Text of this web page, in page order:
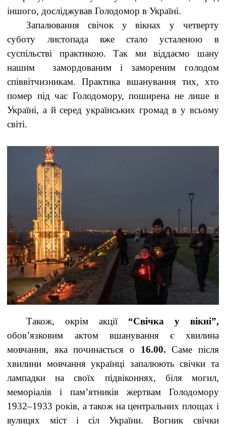
іншого, досліджував Голодомор в Україні.
Запалювання свічок у вікнах у четверту
суботу листопада вже стало усталеною в
суспільстві практикою. Так ми віддаємо шану
нашим замордованим і замореним голодом
співвітчизникам. Практика вшанування тих, хто
помер під час Голодомору, поширена не лише в
Україні, а й серед українських громад в у всьому
світі.
Також, окрім акції “Свічка у вікні”,
обов’язковим актом вшанування є хвилина
мовчання, яка починається о 16.00. Саме після
хвилини мовчання українці запалюють свічки та
лампадки на своїх підвіконнях, біля могил,
меморіалів і пам’ятників жертвам Голодомору
1932–1933 років, а також на центральних площах і
вулицях міст і сіл України. Вогник свічки